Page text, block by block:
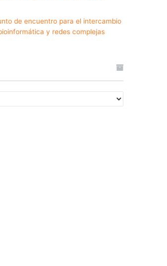
de encuentro para el intercambio
y redes complejas